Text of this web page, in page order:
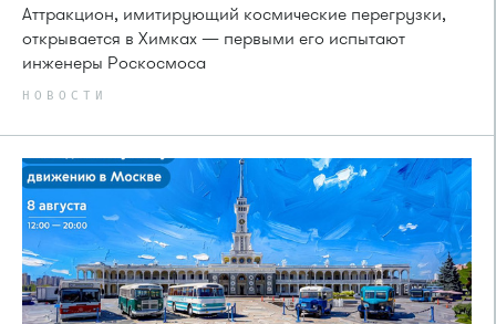
Аттракцион, имитирующий космические перегрузки,
открывается в Химках — первыми его испытают
инженеры Роскосмоса
НОВОСТИ